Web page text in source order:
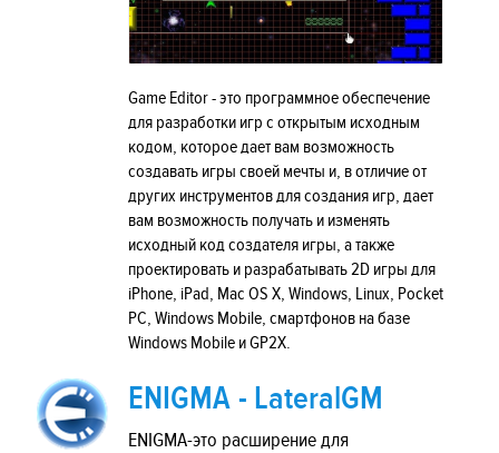
Game Editor - это программное обеспечение
для разработки игр с открытым исходным
кодом, которое дает вам возможность
создавать игры своей мечты и, в отличие от
других инструментов для создания игр, дает
вам возможность получать и изменять
исходный код создателя игры, а также
проектировать и разрабатывать 2D игры для
iPhone, iPad, Mac OS X, Windows, Linux, Pocket
PC, Windows Mobile, смартфонов на базе
Windows Mobile и GP2X.
ENIGMA - LateralGM
ENIGMA-это расширение для